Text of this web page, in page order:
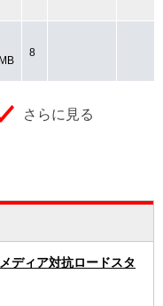
8
さらに見る
ディア対抗ロードスタ